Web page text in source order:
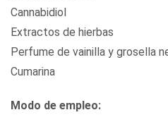
Cannabidiol
Extractos de hierbas
Perfume de vainilla y grosella
Cumarina
Modo de empleo: